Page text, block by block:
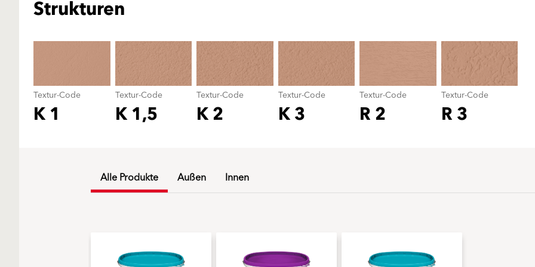
Strukturen
Textur-Code
K 1
Textur-Code
K 1,5
Textur-Code
K 2
Textur-Code
K 3
Textur-Code
R 2
Textur-Code
R 3
Alle Produkte Außen Innen